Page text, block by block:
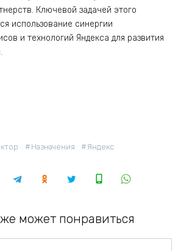
Ключевой задачей этого
использование синергии
и технологий Яндекса для развития
Назначения Яндекс
может понравиться